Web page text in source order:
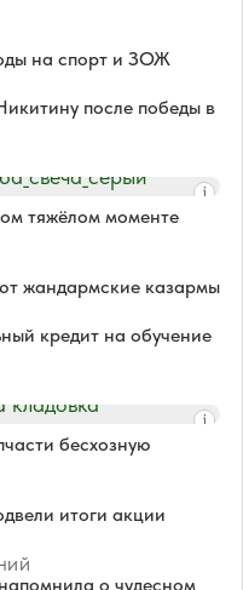
на спорт и ЗОЖ
после победы в
тяжёлом моменте
жандармские казармы
кредит на обучение
бесхозную
итоги акции
о чудесном